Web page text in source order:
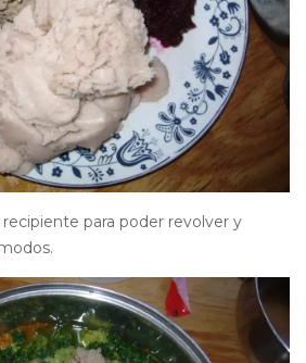
para poder revolver y